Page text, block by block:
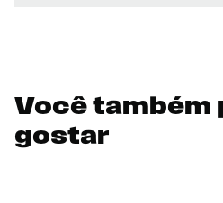
Você também
gostar